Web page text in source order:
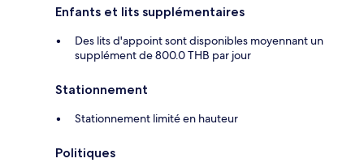
Enfants et lits supplémentaires
Des lits d'appoint sont disponibles moyennant un
supplément de 800.0 THB par jour
Stationnement
Stationnement limité en hauteur
Politiques